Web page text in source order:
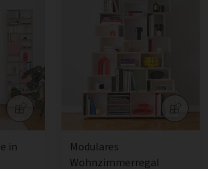
in
Modulares
Wohnzimmerregal